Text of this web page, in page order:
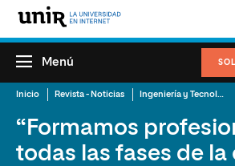
Menú
Inicio Revista - Noticias Ingeniería y Tecnología
“Formamos
todas las fases de la